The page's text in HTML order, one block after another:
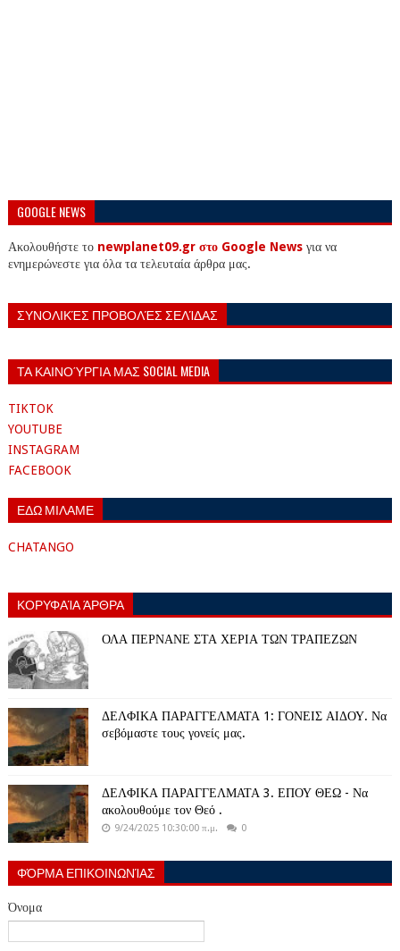
GOOGLE NEWS
Ακολουθήστε το newplanet09.gr στο Google Newsγια να
ενημερώνεστε για όλα τα τελευταία άρθρα μας.
ΣΥΝΟΛΙΚΈΣ ΠΡΟΒΟΛΈΣ ΣΕΛΊΔΑΣ
ΤΑ ΚΑΙΝΟΎΡΓΙΑ ΜΑΣ SOCIAL MEDIA
TIKTOK
YOUTUBE
INSTAGRAM
FACEBOOK
ΕΔΩ ΜΙΛΑΜΕ
CHATANGO
ΚΟΡΥΦΑΊΑ ΆΡΘΡΑ
ΟΛΑ ΠΕΡΝΑΝΕ ΣΤΑ ΧΕΡΙΑ ΤΩΝ ΤΡΑΠΕΖΩΝ
ΔΕΛΦΙΚΑ ΠΑΡΑΓΓΕΛΜΑΤΑ 1: ΓΟΝΕΙΣ ΑΙΔΟΥ. Να
σεβόμαστε τους γονείς μας.
ΔΕΛΦΙΚΑ ΠΑΡΑΓΓΕΛΜΑΤΑ 3. ΕΠΟΥ ΘΕΩ - Να
ακολουθούμε τον Θεό .
9/24/2025 10:30:00 π.μ. 0
ΦΌΡΜΑ ΕΠΙΚΟΙΝΩΝΊΑΣ
Όνομα